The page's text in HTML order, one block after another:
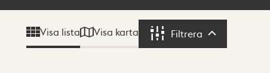
Visa lista Visa karta Filtrera Filtrera